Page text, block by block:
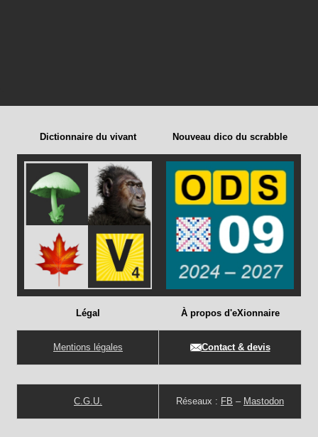
Dictionnaire du vivant Nouveau dico du scrabble
Légal
Mentions légales
C.G.U.
À propos d'eXionnaire
Contact & devis
Réseaux : FB – Mastodon